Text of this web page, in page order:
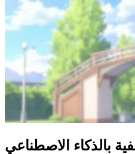
بالذكاء الاصطناعي